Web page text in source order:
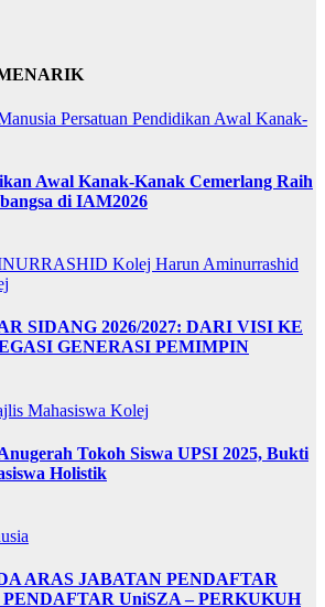
Persatuan Pendidikan Awal Kanak-
Awal Kanak-Kanak Cemerlang Raih
di IAM2026
Kolej Harun Aminurrashid
SIDANG 2026/2027: DARI VISI KE
GENERASI PEMIMPIN
Mahasiswa Kolej
Tokoh Siswa UPSI 2025, Bukti
Holistik
ARAS JABATAN PENDAFTAR
UniSZA – PERKUKUH